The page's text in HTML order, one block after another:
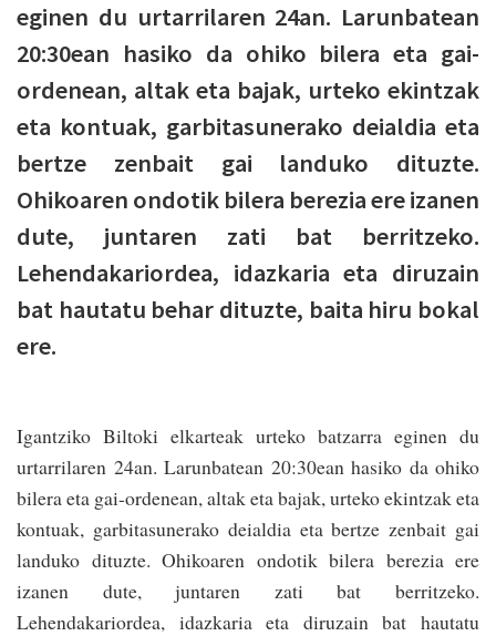
eginen du urtarrilaren 24an. Larunbatean
20:30ean hasiko da ohiko bilera eta gai-
ordenean, altak eta bajak, urteko ekintzak
eta kontuak, garbitasunerako deialdia eta
bertze zenbait gai landuko dituzte.
Ohikoaren ondotik bilera berezia ere izanen
dute, juntaren zati bat berritzeko.
Lehendakariordea, idazkaria eta diruzain
bat hautatu behar dituzte, baita hiru bokal
ere.
Igantziko Biltoki elkarteak urteko batzarra eginen du
urtarrilaren 24an. Larunbatean 20:30ean hasiko da ohiko
bilera eta gai-ordenean, altak eta bajak, urteko ekintzak eta
kontuak, garbitasunerako deialdia eta bertze zenbait gai
landuko dituzte. Ohikoaren ondotik bilera berezia ere
izanen dute, juntaren zati bat berritzeko.
Lehendakariordea, idazkaria eta diruzain bat hautatu